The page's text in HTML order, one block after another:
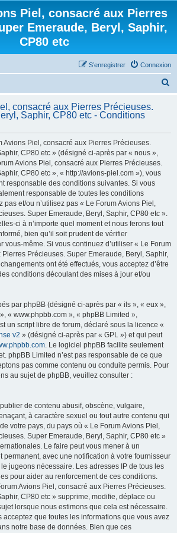
Piel, consacré aux Pierres
Emeraude, Beryl, Saphir,
CP80 etc
Connexion
S’enregistrer
consacré aux Pierres Précieuses.
Saphir, CP80 etc - Conditions
Avions Piel, consacré aux Pierres Précieuses.
CP80 etc » (désigné ci-après par « nous »,
Avions Piel, consacré aux Pierres Précieuses.
CP80 etc », « http://avions-piel.com »), vous
responsable des conditions suivantes. Si vous
responsable de toutes les conditions
pas et/ou n’utilisez pas « Le Forum Avions Piel,
Super Emeraude, Beryl, Saphir, CP80 etc ».
ci à n’importe quel moment et nous ferons tout
bien qu’il soit prudent de vérifier
vous-même. Si vous continuez d’utiliser « Le Forum
Précieuses. Super Emeraude, Beryl, Saphir,
ont été effectués, vous acceptez d’être
conditions découlant des mises à jour et/ou
par phpBB (désigné ci-après par « ils », « eux »,
« www.phpbb.com », « phpBB Limited »,
un script libre de forum, déclaré sous la licence «
v2 » (désigné ci-après par « GPL ») et qui peut
. Le logiciel phpBB facilite seulement
phpBB Limited n’est pas responsable de ce que
pas comme contenu ou conduite permis. Pour
au sujet de phpBB, veuillez consulter :
de contenu abusif, obscène, vulgaire,
à caractère sexuel ou tout autre contenu qui
votre pays, du pays où « Le Forum Avions Piel,
Super Emeraude, Beryl, Saphir, CP80 etc »
Le faire peut vous mener à un
permanent, avec une notification à votre fournisseur
jugeons nécessaire. Les adresses IP de tous les
pour aider au renforcement de ces conditions.
Avions Piel, consacré aux Pierres Précieuses.
CP80 etc » supprime, modifie, déplace ou
lorsque nous estimons que cela est nécessaire.
acceptez que toutes les informations que vous avez
notre base de données. Bien que ces